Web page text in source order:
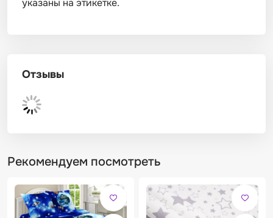
указаны на этикетке.
Отзывы
Рекомендуем посмотреть